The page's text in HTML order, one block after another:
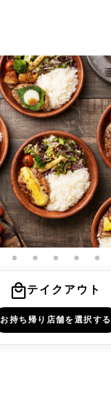
テイクアウト
お持ち帰り店舗を選択する